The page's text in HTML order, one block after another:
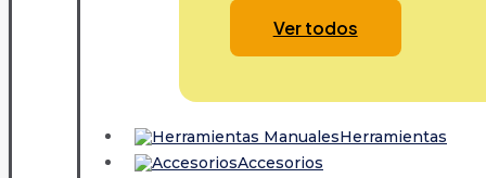
Ver todos
Herramientas
Accesorios